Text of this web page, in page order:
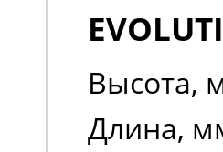
Высота,
Длина,